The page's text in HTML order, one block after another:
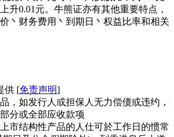
升0.01元。牛熊证亦有其他重要特点，
丶财务费用丶到期日丶权益比率和相关
供 [免责声明]
，如发行人或担保人无力偿债或违约，
分或全部应收款项
市结构性产品的人仕可於工作日的惯常